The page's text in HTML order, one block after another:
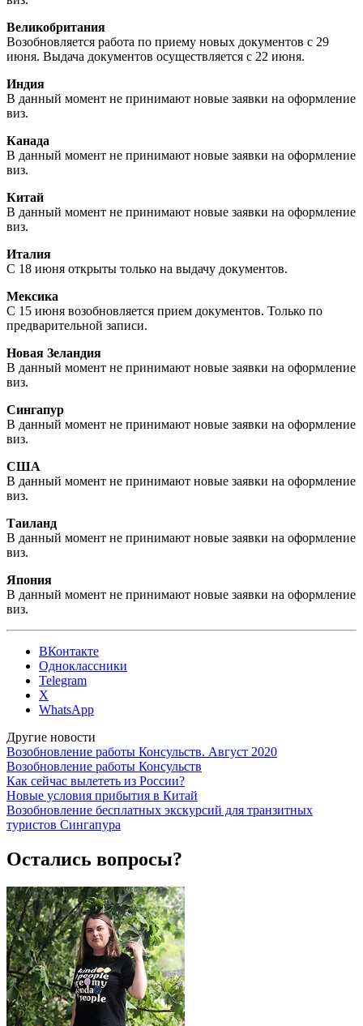
Великобритания
Возобновляется работа по приему новых документов с 29
июня. Выдача документов осуществляется с 22 июня.
Индия
В данный момент не принимают новые заявки на оформление
виз.
Канада
В данный момент не принимают новые заявки на оформление
виз.
Китай
В данный момент не принимают новые заявки на оформление
виз.
Италия
С 18 июня открыты только на выдачу документов.
Мексика
С 15 июня возобновляется прием документов. Только по
предварительной записи.
Новая Зеландия
В данный момент не принимают новые заявки на оформление
виз.
Сингапур
В данный момент не принимают новые заявки на оформление
виз.
США
В данный момент не принимают новые заявки на оформление
виз.
Таиланд
В данный момент не принимают новые заявки на оформление
виз.
Япония
В данный момент не принимают новые заявки на оформление
виз.
ВКонтакте
Одноклассники
Telegram
X
WhatsApp
Другие новости
Возобновление работы Консульств. Август 2020
Возобновление работы Консульств
Как сейчас вылететь из России?
Новые условия прибытия в Китай
Возобновление бесплатных экскурсий для транзитных
туристов Сингапура
Остались вопросы?